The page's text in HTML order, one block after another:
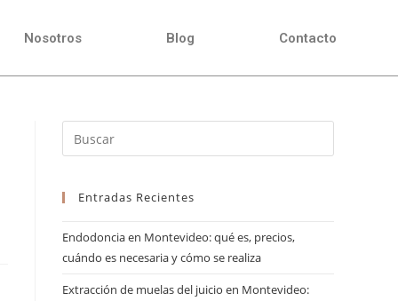
Nosotros Blog Contacto
Entradas Recientes
Endodoncia en Montevideo: qué es, precios,
cuándo es necesaria y cómo se realiza
Extracción de muelas del juicio en Montevideo: